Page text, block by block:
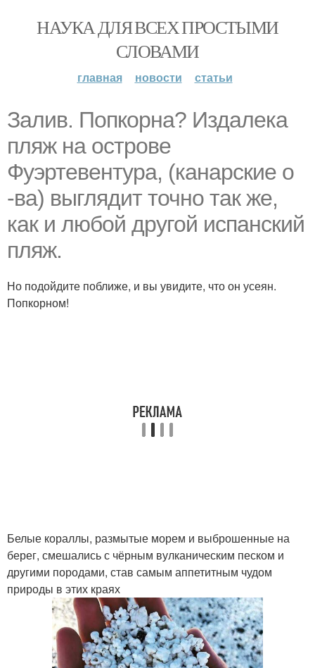
НАУКА ДЛЯ ВСЕХ ПРОСТЫМИ
СЛОВАМИ
главная новости статьи
Залив. Попкорна? Издалека
пляж на острове
Фуэртевентура, (канарские о
-ва) выглядит точно так же,
как и любой другой испанский
пляж.
Но подойдите поближе, и вы увидите, что он усеян.
Попкорном!
Белые кораллы, размытые морем и выброшенные на
берег, смешались с чёрным вулканическим песком и
другими породами, став самым аппетитным чудом
природы в этих краях